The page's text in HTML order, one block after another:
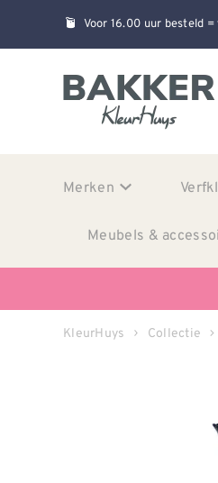
Voor 16.00 uur besteld =
Merken
Meubels &
KleurHuys Collectie